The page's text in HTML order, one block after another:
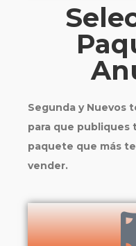
Segunda y Nuevos
para que publiques
paquete que más
vender.